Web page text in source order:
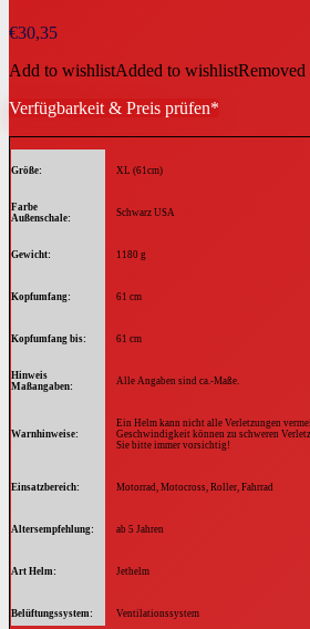
€30,35
Add to wishlistAdded to wishlist
Verfügbarkeit & Preis prüfen*
Größe XL (61cm)
Farbe
Außenschale
Schwarz USA
Gewicht 1180 g
Kopfumfang 61 cm
Kopfumfang bis 61 cm
Hinweis
Maßangaben
Alle Angaben sind ca.-Maße.
Warnhinweise
Ein Helm kann nicht alle Verletzungen
Geschwindigkeit können zu schweren
Sie bitte immer vorsichtig!
Einsatzbereich Motorrad, Motocross, Roller, Fahrrad
Altersempfehlung ab 5 Jahren
Art Helm Jethelm
Belüftungssystem Ventilationssystem